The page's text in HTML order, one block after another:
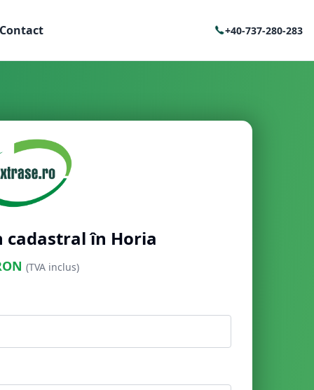
Contact +40-737-280-283
cadastral în Horia
(TVA inclus)